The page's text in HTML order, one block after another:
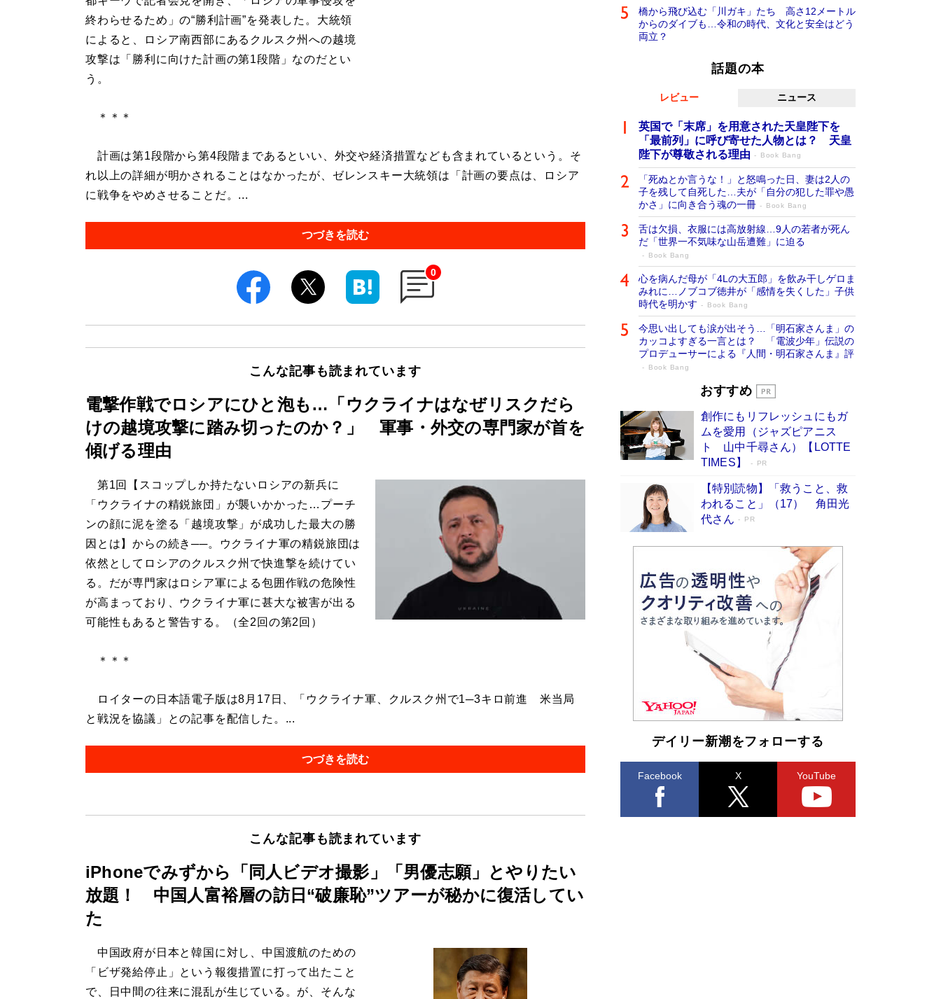
終わらせるため」の“勝利計画”を発表した。大統領
によると、ロシア南西部にあるクルスク州への越境
攻撃は「勝利に向けた計画の第1段階」なのだとい
う。
＊＊＊
計画は第1段階から第4段階まであるといい、外交や経済措置なども含まれているという。そ
れ以上の詳細が明かされることはなかったが、ゼレンスキー大統領は「計画の要点は、ロシア
に戦争をやめさせることだ。...
つづきを読む
0
こんな記事も読まれています
電撃作戦でロシアにひと泡も…「ウクライナはなぜリスクだら
けの越境攻撃に踏み切ったのか？」 軍事・外交の専門家が首を
傾げる理由
第1回【スコップしか持たないロシアの新兵に
「ウクライナの精鋭旅団」が襲いかかった…プーチ
ンの顔に泥を塗る「越境攻撃」が成功した最大の勝
因とは】からの続き──。ウクライナ軍の精鋭旅団は
依然としてロシアのクルスク州で快進撃を続けてい
る。だが専門家はロシア軍による包囲作戦の危険性
が高まっており、ウクライナ軍に甚大な被害が出る
可能性もあると警告する。（全2回の第2回）
＊＊＊
ロイターの日本語電子版は8月17日、「ウクライナ軍、クルスク州で1─3キロ前進 米当局
と戦況を協議」との記事を配信した。...
つづきを読む
こんな記事も読まれています
iPhoneでみずから「同人ビデオ撮影」「男優志願」とやりたい
放題！ 中国人富裕層の訪日“破廉恥”ツアーが秘かに復活してい
た
中国政府が日本と韓国に対し、中国渡航のための
「ビザ発給停止」という報復措置に打って出たこと
で、日中間の往来に混乱が生じている。が、そんな
橋から飛び込む「川ガキ」たち 高さ12メートル
からのダイブも…令和の時代、文化と安全はどう
両立？
話題の本
レビュー ニュース
英国で「末席」を用意された天皇陛下を
「最前列」に呼び寄せた人物とは？ 天皇
陛下が尊敬される理由
Book Bang
「死ぬとか言うな！」と怒鳴った日、妻は2人の
子を残して自死した…夫が「自分の犯した罪や愚
かさ」に向き合う魂の一冊
Book Bang
舌は欠損、衣服には高放射線…9人の若者が死ん
だ「世界一不気味な山岳遭難」に迫る
Book Bang
心を病んだ母が「4Lの大五郎」を飲み干しゲロま
みれに…ノブコブ徳井が「感情を失くした」子供
時代を明かす
Book Bang
今思い出しても涙が出そう…「明石家さんま」の
カッコよすぎる一言とは？ 「電波少年」伝説の
プロデューサーによる『人間・明石家さんま』評
Book Bang
「叱って伸びるやつは、褒めたらもっと伸
た“人を育てるコツ”…芸への考え方を明か
す
Book Bang
「『火垂るの墓』は、大嘘である」原作者が抱き
続けた“自責の念”とは…「自己憐憫は描きたくな
い」監督が徹底的にこだわったこと（後編） #
戦争の記憶
Book Bang
美輪明宏 晩年の回答を集めた『ほほえんで生き
るための人生相談』がランクイン［エンターテイ
メントベストセラー］
Book Bang
「宇宙兄弟」最終46巻がベストセラー1位 宇宙
開発への関心を押し上げた18年の物語に幕 特装
版には「宇宙で描かれたマンガ」も収録
Book Bang
「不意に涙が出そうに…」高嶋政伸が明かし
た“13歳の娘を暴行する役”への葛藤 インティマ
シーコーディネーターに支えられたNHK『大奥』
Book Bang
おすすめ
創作にもリフレッシュにもガ
ムを愛用（ジャズピアニス
ト 山中千尋さん）【LOTTE
TIMES】
PR
【特別読物】「救うこと、救
われること」（17） 角田光
代さん
PR
デイリー新潮をフォローする
Facebook X YouTube